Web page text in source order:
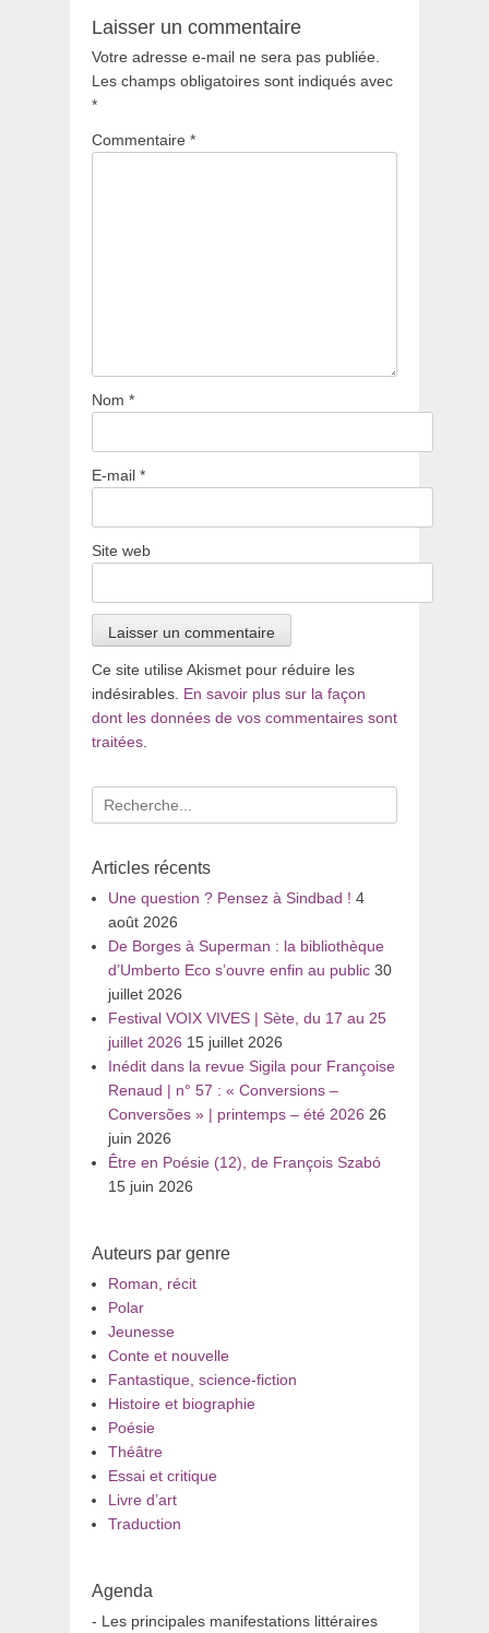
Laisser un commentaire
Votre adresse e-mail ne sera pas publiée.
Les champs obligatoires sont indiqués avec
*
Commentaire *
Nom *
E-mail *
Site web
Ce site utilise Akismet pour réduire les
indésirables. En savoir plus sur la façon
dont les données de vos commentaires sont
traitées.
Recherche
pour
Articles récents
Une question ? Pensez à Sindbad ! 4
août 2026
De Borges à Superman : la bibliothèque
d’Umberto Eco s’ouvre enfin au public 30
juillet 2026
Festival VOIX VIVES | Sète, du 17 au 25
juillet 2026 15 juillet 2026
Inédit dans la revue Sigila pour Françoise
Renaud | n° 57 : « Conversions –
Conversões » | printemps – été 2026 26
juin 2026
Être en Poésie (12), de François Szabó
15 juin 2026
Auteurs par genre
Roman, récit
Polar
Jeunesse
Conte et nouvelle
Fantastique, science-fiction
Histoire et biographie
Poésie
Théâtre
Essai et critique
Livre d’art
Traduction
Agenda
- Les principales manifestations littéraires